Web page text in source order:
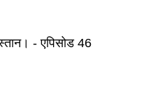
- एपिसोड 46